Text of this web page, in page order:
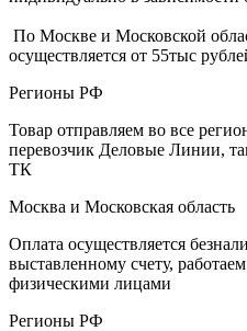
По Москве и Московской
осуществляется от 55тыс
Регионы РФ
Товар отправляем во все
перевозчик Деловые Линии,
ТК
Москва и Московская область
Оплата осуществляется
выставленному счету,
физическими лицами
Регионы РФ